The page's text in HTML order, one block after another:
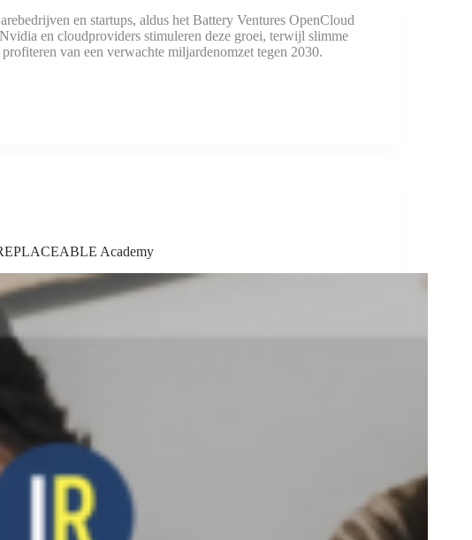
en startups, aldus het Battery Ventures OpenCloud
en cloudproviders stimuleren deze groei, terwijl slimme
van een verwachte miljardenomzet tegen 2030.
Academy